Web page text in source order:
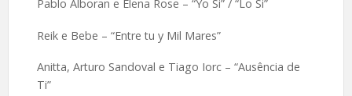
Pablo Alboran e Elena Rose – “Yo Si” / “Lo Si”
Reik e Bebe – “Entre tu y Mil Mares”
Anitta, Arturo Sandoval e Tiago Iorc – “Ausência de
Ti”